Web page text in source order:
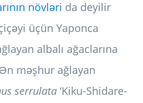
növləri da deyilir
üçün Yaponca
albalı ağaclarına
məşhur ağlayan
serrulata ‘Kiku-Shidare-